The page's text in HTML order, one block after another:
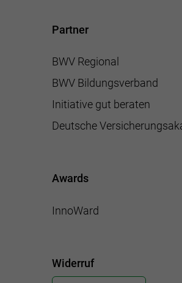
Partner
BWV Regional
BWV Bildungsverband
Initiative gut beraten
Deutsche
Awards
InnoWard
Widerruf